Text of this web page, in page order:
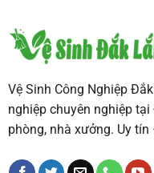
Vệ Sinh Công Nghiệp
nghiệp chuyên nghiệp
phòng, nhà xưởng. Uy